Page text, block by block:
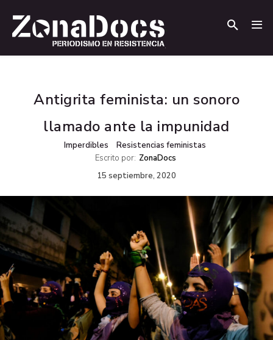
Antigrita feminista: un sonoro
llamado ante la impunidad
Imperdibles
Resistencias feministas
Escrito por: ZonaDocs
15 septiembre, 2020